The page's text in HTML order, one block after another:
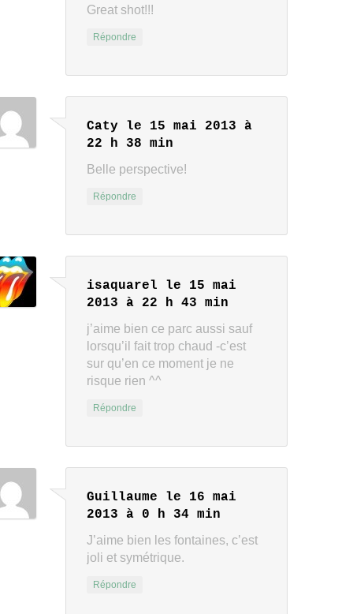
Great shot!!!
Répondre
Caty
le 15 mai 2013 à
22 h 38 min
Belle perspective!
Répondre
isaquarel
le 15 mai
2013 à 22 h 43 min
j’aime bien ce parc aussi sauf
lorsqu’il fait trop chaud -c’est
sur qu’en ce moment je ne
risque rien ^^
Répondre
Guillaume
le 16 mai
2013 à 0 h 34 min
J’aime bien les fontaines, c’est
joli et symétrique.
Répondre